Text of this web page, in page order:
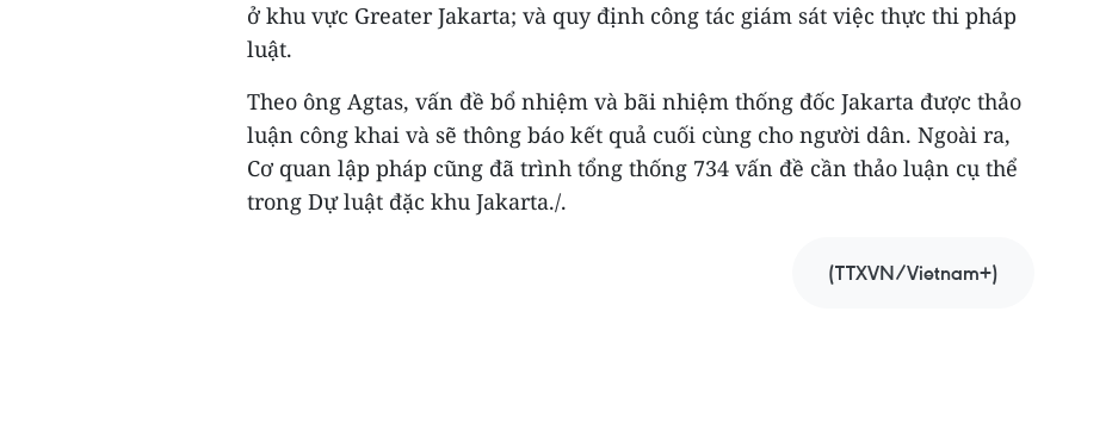
ở khu vực Greater Jakarta; và quy định công tác giám sát việc thực thi pháp
luật.
Theo ông Agtas, vấn đề bổ nhiệm và bãi nhiệm thống đốc Jakarta được thảo
luận công khai và sẽ thông báo kết quả cuối cùng cho người dân. Ngoài ra,
Cơ quan lập pháp cũng đã trình tổng thống 734 vấn đề cần thảo luận cụ thể
trong Dự luật đặc khu Jakarta./.
(TTXVN/Vietnam+)